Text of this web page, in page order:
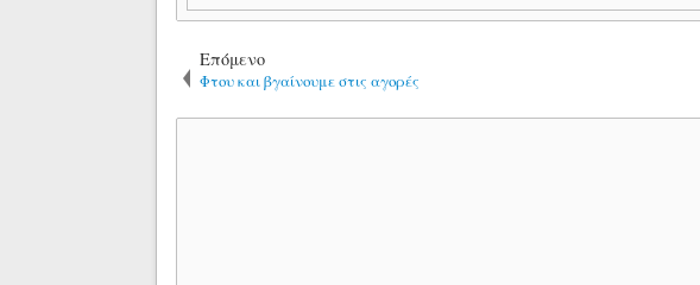
Επόμενο
Φτου και βγαίνουμε στις αγορές